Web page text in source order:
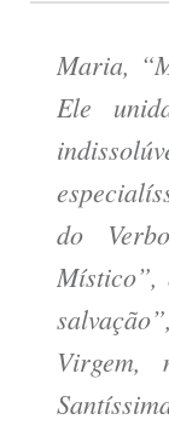
Maria,
Ele
do
Místico”,